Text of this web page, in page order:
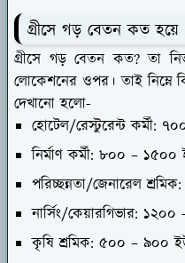
গ্রীসে গড় বেতন কত হয়ে
গ্রীসে গড় বেতন কত? তা
লোকেশনের ওপর। তাই নিম্নে
দেখানো হলো-
হোটেল/রেস্টুরেন্ট কর্মী:
নির্মাণ কর্মী: ৮০০ –
পরিচ্ছন্নতা/জেনারেল
নার্সিং/কেয়ারগিভার:
কৃষি শ্রমিক: ৫০০ – ৯০০